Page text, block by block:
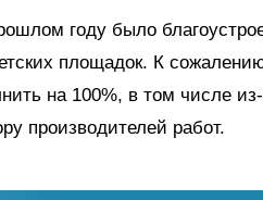
году было
площадок. К
на 100%, в том числе
производителей работ.